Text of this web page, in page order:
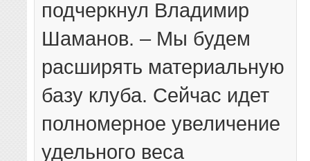
подчеркнул Владимир
Шаманов. – Мы будем
расширять материальную
базу клуба. Сейчас идет
полномерное увеличение
удельного веса